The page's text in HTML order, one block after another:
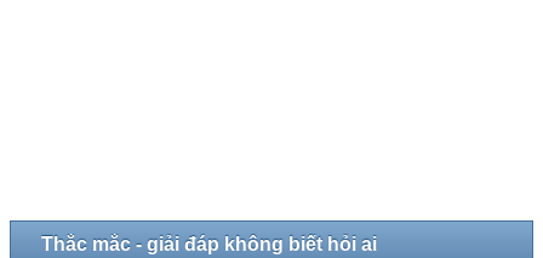
Thắc mắc - giải đáp không biết hỏi ai